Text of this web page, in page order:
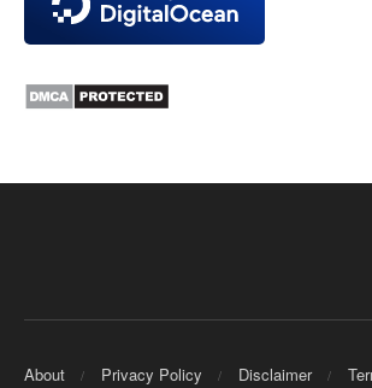
About Privacy Policy Disclaimer